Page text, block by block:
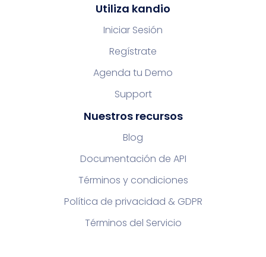
Utiliza kandio
Iniciar Sesión
Regístrate
Agenda tu Demo
Support
Nuestros recursos
Blog
Documentación de API
Términos y condiciones
Política de privacidad & GDPR
Términos del Servicio